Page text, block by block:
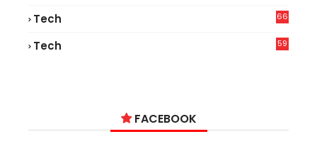
Tech
66
Tech
59
FACEBOOK